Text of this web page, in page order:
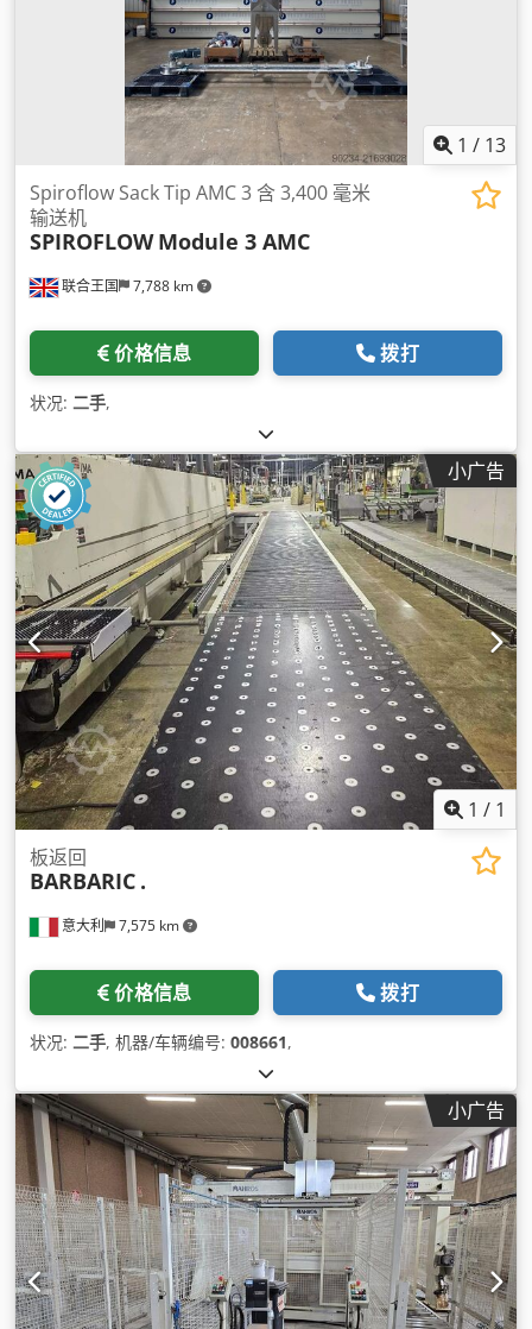
1 / 13
联合王国 7,788 km
Spiroflow Sack Tip AMC 3 含 3,400 毫米
输送机
SPIROFLOW Module 3 AMC
价格信息 拨打
状况: 二手,
小广告
1 / 1
意大利 7,575 km
板返回
BARBARIC .
价格信息 拨打
状况: 二手, 机器/车辆编号: 008661,
小广告